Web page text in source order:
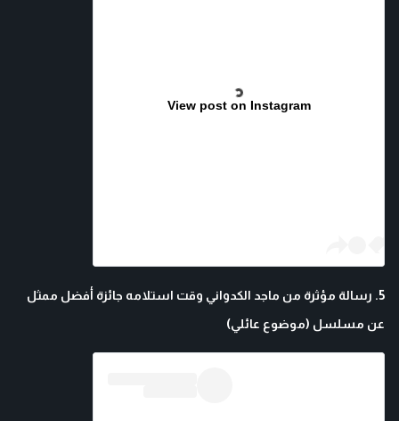
View post on Instagram
5. رسالة مؤثرة من ماجد الكدواني وقت استلامه جائزة أفضل ممثل
عن مسلسل (موضوع عائلي)